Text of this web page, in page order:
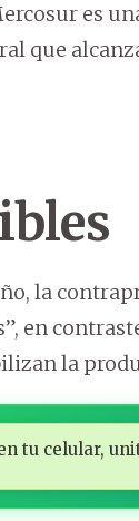
es
que
la
en
la
tu celular,